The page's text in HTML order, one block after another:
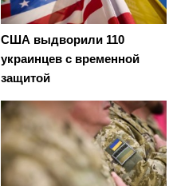
США выдворили 110
украинцев с временной
защитой